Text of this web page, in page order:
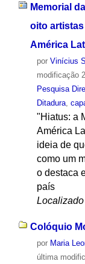
Memorial
oito
América
por Vinícius
modificação
Pesquisa
Ditadura,
"Hiatus: a
América
ideia de
como um
o destaca
país
Colóquio
por Maria
última